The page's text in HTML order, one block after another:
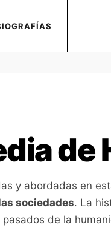
de
y abordadas en
sociedades. La
de la